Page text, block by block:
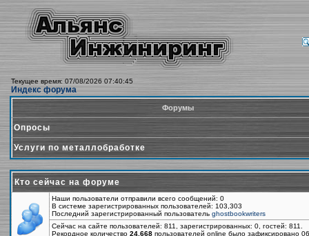
Текущее время: 07/08/2026 07:40:45
Индекс форума
Форумы
Опросы
Услуги по металлобработке
Кто сейчас на форуме
Наши пользователи отправили всего сообщений: 0
В системе зарегистрированных пользователей: 103,303
Последний зарегистрированный пользователь ghostbookwriters
Сейчас на сайте пользователей: 811, зарегистрированных: 0, гостей:
Рекордное количество 24,668 пользователей online было зафиксировано